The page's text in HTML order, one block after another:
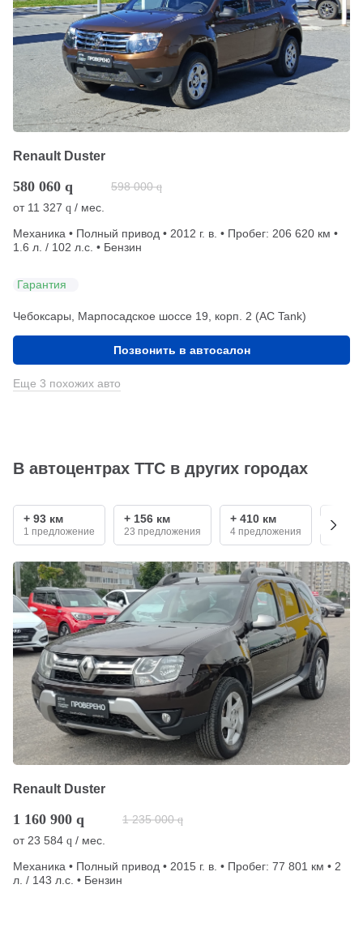
Renault Duster
580 060 q 598 000 q
от 11 327 q / мес.
Механика • Полный привод • 2012 г. в. • Пробег: 206 620 км •
1.6 л. / 102 л.с. • Бензин
Гарантия
Чебоксары, Марпосадское шоссе 19, корп. 2 (АС Tank)
Позвонить в автосалон
Еще 3 похожих авто
В автоцентрах ТТС в других городах
+ 93 км
1 предложение
+ 156 км
23 предложения
+ 410 км
4 предложения
+ 550
2
Renault Duster
1 160 900 q 1 235 000 q
от23 584 q / мес.
Механика • Полный привод • 2015 г. в. • Пробег: 77 801 км • 2
л. / 143 л.с. • Бензин